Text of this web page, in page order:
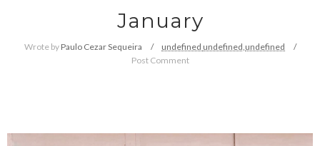
January
Wrote by Paulo Cezar Sequeira undefined undefined, undefined
Post Comment